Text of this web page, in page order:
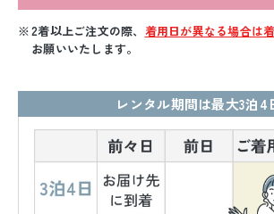
2着以上ご注文の際、 着用日が異なる場合は
お願いいたします。
レンタル期間は最大3泊4